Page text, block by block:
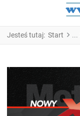
Jesteś tutaj: Start